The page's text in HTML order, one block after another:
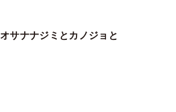
オサナナジミとカノジョと